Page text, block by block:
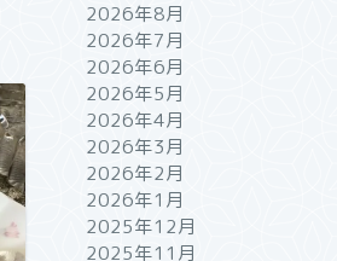
2026年8月
2026年7月
2026年6月
2026年5月
2026年4月
2026年3月
2026年2月
2026年1月
2025年12月
2025年11月